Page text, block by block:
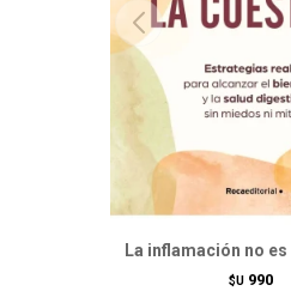
La inflamación no
$U 990